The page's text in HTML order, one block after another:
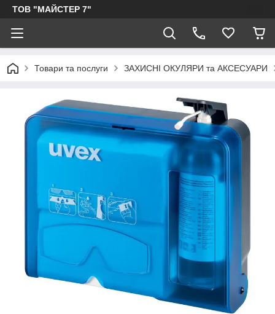
ТОВ "МАЙСТЕР 7"
Товари та послуги ЗАХИСНІ ОКУЛЯРИ та АКСЕСУАРИ